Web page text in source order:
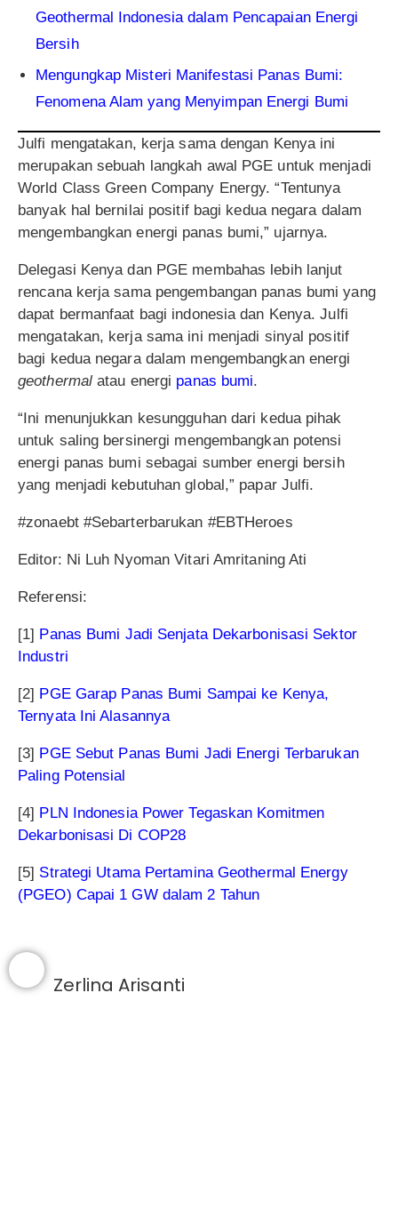
Geothermal Indonesia dalam Pencapaian Energi
Bersih
Mengungkap Misteri Manifestasi Panas Bumi:
Fenomena Alam yang Menyimpan Energi Bumi
Julfi mengatakan, kerja sama dengan Kenya ini
merupakan sebuah langkah awal PGE untuk menjadi
World Class Green Company Energy. “Tentunya
banyak hal bernilai positif bagi kedua negara dalam
mengembangkan energi panas bumi,” ujarnya.
Delegasi Kenya dan PGE membahas lebih lanjut
rencana kerja sama pengembangan panas bumi yang
dapat bermanfaat bagi indonesia dan Kenya. Julfi
mengatakan, kerja sama ini menjadi sinyal positif
bagi kedua negara dalam mengembangkan energi
geothermal atau energi panas bumi.
“Ini menunjukkan kesungguhan dari kedua pihak
untuk saling bersinergi mengembangkan potensi
energi panas bumi sebagai sumber energi bersih
yang menjadi kebutuhan global,” papar Julfi.
#zonaebt #Sebarterbarukan #EBTHeroes
Editor: Ni Luh Nyoman Vitari Amritaning Ati
Referensi:
[1] Panas Bumi Jadi Senjata Dekarbonisasi Sektor
Industri
[2] PGE Garap Panas Bumi Sampai ke Kenya,
Ternyata Ini Alasannya
[3] PGE Sebut Panas Bumi Jadi Energi Terbarukan
Paling Potensial
[4] PLN Indonesia Power Tegaskan Komitmen
Dekarbonisasi Di COP28
[5] Strategi Utama Pertamina Geothermal Energy
(PGEO) Capai 1 GW dalam 2 Tahun
Zerlina Arisanti